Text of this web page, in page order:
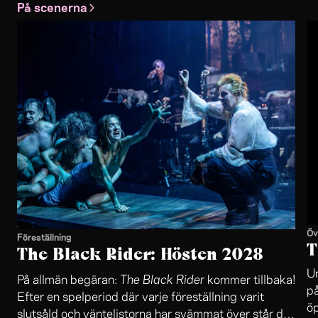
På scenerna
Föreställning
The Black Rider: Hösten 2028
På allmän begäran: The Black Riderkommer tillbaka!
Efter en spelperiod där varje föreställning varit
slutsåld och väntelistorna har svämmat över står det